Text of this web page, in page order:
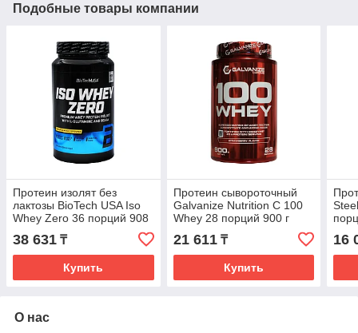
Подобные товары компании
Протеин изолят без
лактозы BioTech USA Iso
Whey Zero 36 порций 908
38 631 ₸
Купить
Протеин сывороточный
Galvanize Nutrition C 100
Whey 28 порций 900 г
21 611₸
Купить
16
О нас